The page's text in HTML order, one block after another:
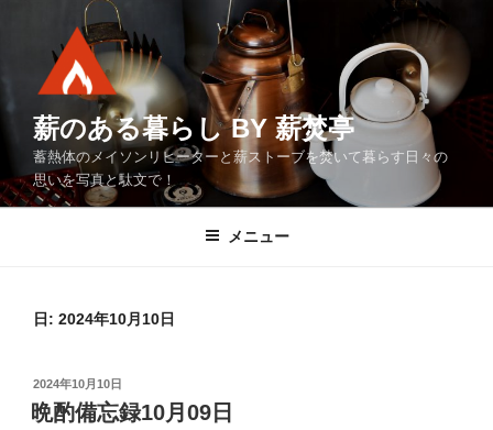
ツ
キ
薪のある暮らし BY 薪焚亭
蓄熱体のメイソンリヒーターと薪ストーブを焚いて暮らす日々の
思いを写真と駄文で！
メニュー
日: 2024年10月10日
投
稿
日:
2024年10月10日
晩酌備忘録10月09日